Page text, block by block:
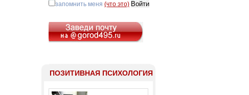
запомнить меня (что это)
ПОЗИТИВНАЯ ПСИХОЛОГИЯ